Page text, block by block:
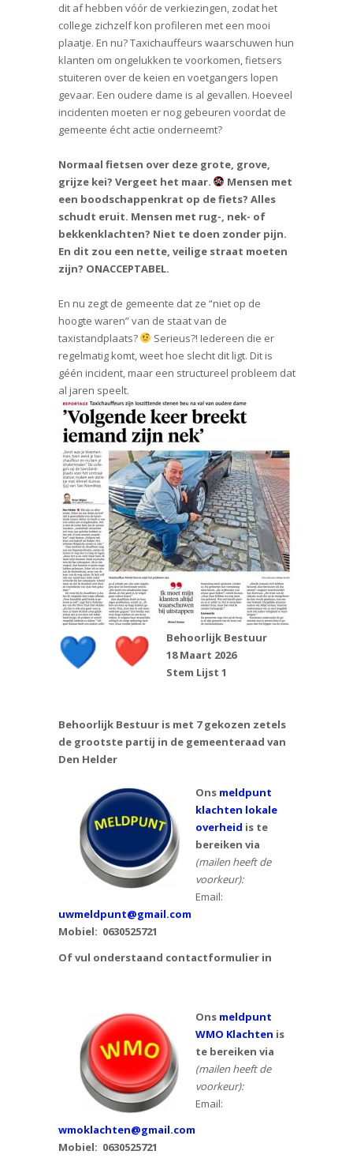
dit af hebben vóór de verkiezingen, zodat het
college zichzelf kon profileren met een mooi
plaatje. En nu? Taxichauffeurs waarschuwen hun
klanten om ongelukken te voorkomen, fietsers
stuiteren over de keien en voetgangers lopen
gevaar. Een oudere dame is al gevallen. Hoeveel
incidenten moeten er nog gebeuren voordat de
gemeente écht actie onderneemt?
Normaal fietsen over deze grote, grove,
grijze kei? Vergeet het maar.
Mensen met
een boodschappenkrat op de fiets? Alles
schudt eruit. Mensen met rug-, nek- of
bekkenklachten? Niet te doen zonder pijn.
En dit zou een nette, veilige straat moeten
zijn? ONACCEPTABEL.
En nu zegt de gemeente dat ze “niet op de
hoogte waren” van de staat van de
taxistandplaats?
Serieus?! Iedereen die er
regelmatig komt, weet hoe slecht dit ligt. Dit is
géén incident, maar een structureel probleem dat
al jaren speelt.
Behoorlijk Bestuur
18 Maart 2026
Stem Lijst 1
Behoorlijk Bestuur is met 7 gekozen zetels
de grootste partij in de gemeenteraad van
Den Helder
Ons meldpunt
klachten lokale
overheid is te
bereiken via
(mailen heeft de
voorkeur):
Email:
uwmeldpunt@gmail.com
Mobiel: 0630525721
Of vul onderstaand contactformulier in
Ons meldpunt
WMO Klachten is
te bereiken via
(mailen heeft de
voorkeur):
Email:
wmoklachten@gmail.com
Mobiel: 0630525721